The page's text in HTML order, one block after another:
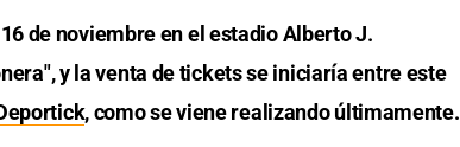
de noviembre en el estadio Alberto J.
y la venta de tickets se iniciaría entre este
, como se viene realizando últimamente.